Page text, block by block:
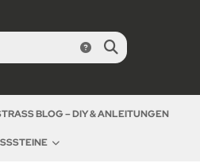
BLOG – DIY & ANLEITUNGEN